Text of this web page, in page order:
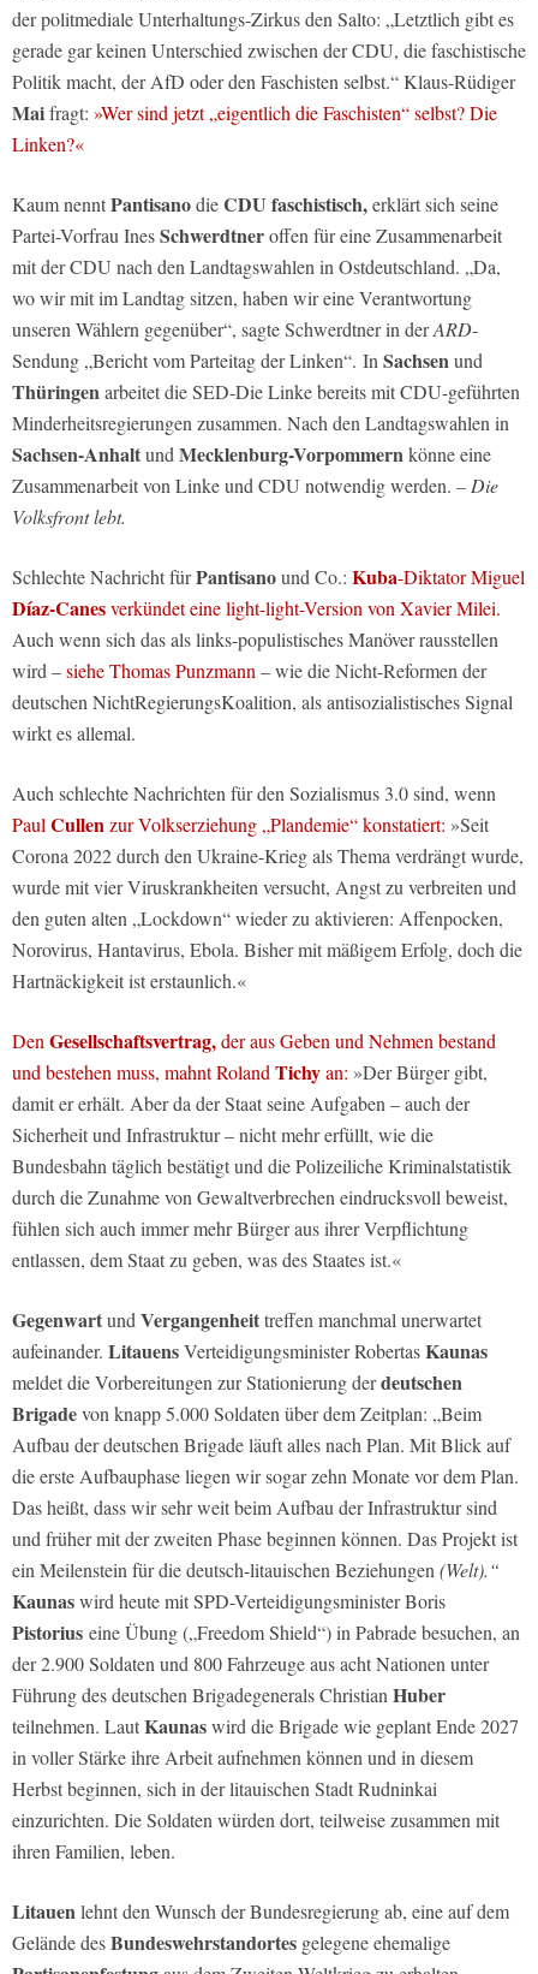
der politmediale Unterhaltungs-Zirkus den Salto: „Letztlich gibt es
gerade gar keinen Unterschied zwischen der CDU, die faschistische
Politik macht, der AfD oder den Faschisten selbst.“ Klaus-Rüdiger
Maifragt: »Wer sind jetzt „eigentlich die Faschisten“ selbst? Die
Linken?«
Kaum nenntPantisanodieCDU faschistisch,erklärt sich seine
Partei-Vorfrau InesSchwerdtneroffen für eine Zusammenarbeit
mit der CDU nach den Landtagswahlen in Ostdeutschland. „Da,
wo wir mit im Landtag sitzen, haben wir eine Verantwortung
unseren Wählern gegenüber“, sagte Schwerdtner in derARD-
Sendung „Bericht vom Parteitag der Linken“. In Sachsenund
Thüringenarbeitet die SED-Die Linke bereits mit CDU-geführten
Minderheitsregierungen zusammen. Nach den Landtagswahlen in
Sachsen-Anhaltund Mecklenburg-Vorpommernkönne eine
Zusammenarbeit von Linke und CDU notwendig werden. – Die
Volksfront lebt.
Schlechte Nachricht fürPantisanound Co.: Kuba-Diktator Miguel
Díaz-Canesverkündet eine light-light-Version von Xavier Milei.
Auch wenn sich das als links-populistisches Manöver rausstellen
wird –siehe Thomas Punzmann – wie die Nicht-Reformen der
deutschen NichtRegierungsKoalition, als antisozialistisches Signal
wirkt es allemal.
Auch schlechte Nachrichten für den Sozialismus 3.0 sind, wenn
Paul Cullenzur Volkserziehung „Plandemie“ konstatiert: »Seit
Corona 2022 durch den Ukraine-Krieg als Thema verdrängt wurde,
wurde mit vier Viruskrankheiten versucht, Angst zu verbreiten und
den guten alten „Lockdown“ wieder zu aktivieren: Affenpocken,
Norovirus, Hantavirus, Ebola. Bisher mit mäßigem Erfolg, doch die
Hartnäckigkeit ist erstaunlich.«
Den Gesellschaftsvertrag,der aus Geben und Nehmen bestand
und bestehen muss, mahnt Roland Tichyan: »Der Bürger gibt,
damit er erhält. Aber da der Staat seine Aufgaben – auch der
Sicherheit und Infrastruktur – nicht mehr erfüllt, wie die
Bundesbahn täglich bestätigt und die Polizeiliche Kriminalstatistik
durch die Zunahme von Gewaltverbrechen eindrucksvoll beweist,
fühlen sich auch immer mehr Bürger aus ihrer Verpflichtung
entlassen, dem Staat zu geben, was des Staates ist.«
Gegenwartund Vergangenheittreffen manchmal unerwartet
aufeinander. LitauensVerteidigungsminister RobertasKaunas
meldet die Vorbereitungen zur Stationierung derdeutschen
Brigadevon knapp 5.000 Soldaten über dem Zeitplan: „Beim
Aufbau der deutschen Brigade läuft alles nach Plan. Mit Blick auf
die erste Aufbauphase liegen wir sogar zehn Monate vor dem Plan.
Das heißt, dass wir sehr weit beim Aufbau der Infrastruktur sind
und früher mit der zweiten Phase beginnen können. Das Projekt ist
ein Meilenstein für die deutsch-litauischen Beziehungen (Welt).“
Kaunaswird heute mit SPD-Verteidigungsminister Boris
Pistorius eine Übung („Freedom Shield“) in Pabrade besuchen, an
der 2.900 Soldaten und 800 Fahrzeuge aus acht Nationen unter
Führung des deutschen Brigadegenerals Christian Huber
teilnehmen. LautKaunaswird die Brigade wie geplant Ende 2027
in voller Stärke ihre Arbeit aufnehmen können und in diesem
Herbst beginnen, sich in der litauischen Stadt Rudninkai
einzurichten. Die Soldaten würden dort, teilweise zusammen mit
ihren Familien, leben.
Litauenlehnt den Wunsch der Bundesregierung ab, eine auf dem
Gelände desBundeswehrstandortes gelegene ehemalige